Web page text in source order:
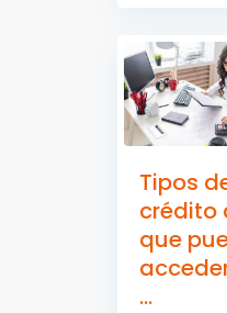
Tipos
crédito
que
...